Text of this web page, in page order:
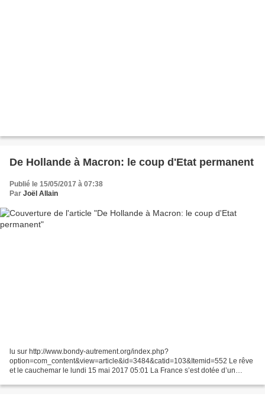
De Hollande à Macron: le coup d'Etat permanent
Publié le 15/05/2017 à 07:38
Par Joël Allain
lu sur http://www.bondy-autrement.org/index.php?
option=com_content&view=article&id=3484&catid=103&Itemid=552 Le rêve
et le cauchemar le lundi 15 mai 2017 05:01 La France s’est dotée d’un